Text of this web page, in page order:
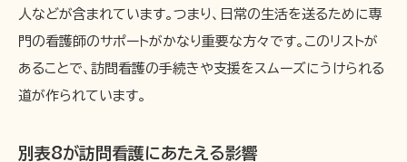
人などが含まれています。つまり、日常の生活を送るために専
門の看護師のサポートがかなり重要な方々です。このリストが
あることで、訪問看護の手続きや支援をスムーズにうけられる
道が作られています。
別表8が訪問看護にあたえる影響